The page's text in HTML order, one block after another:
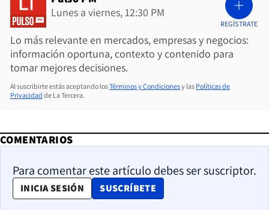
Lunes a viernes, 12:30 PM
Lo más relevante en mercados, empresas y negocios:
información oportuna, contexto y contenido para
tomar mejores decisiones.
REGÍSTRATE
Al suscribirte estás aceptando losTérminos y Condicionesy las Políticas de
Privacidad de La Tercera.
COMENTARIOS
Para comentar este artículo debes ser suscriptor.
INICIA SESIÓN SUSCRÍBETE
OPENS IN NEW WINDOW